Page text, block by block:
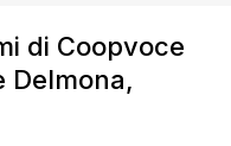
di Coopvoce
Delmona,